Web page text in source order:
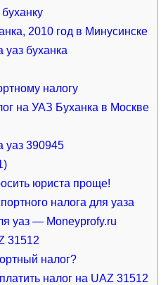
2010 год в Минусинске
уаз буханка
налогу
на УАЗ Буханка в Москве
уаз 390945
юриста проще!
налога для уаза
уаз — Moneyprofy.ru
31512
налог?
налог на UAZ 31512